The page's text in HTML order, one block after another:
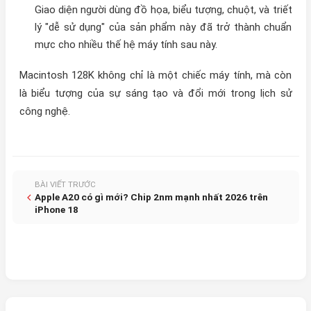
Giao diện người dùng đồ họa, biểu tượng, chuột, và triết
lý "dễ sử dụng" của sản phẩm này đã trở thành chuẩn
mực cho nhiều thế hệ máy tính sau này.
Macintosh 128K không chỉ là một chiếc máy tính, mà còn
là biểu tượng của sự sáng tạo và đổi mới trong lịch sử
công nghệ.
BÀI VIẾT TRƯỚC
Apple A20 có gì mới? Chip 2nm mạnh nhất 2026 trên
iPhone 18